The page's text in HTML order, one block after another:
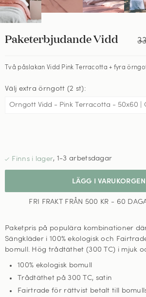
Paketerbjudande Vidd
Två påslakan Vidd Pink Terracotta + fyra
Välj extra örngott (2 st):
, 1-3 arbetsdagar
LÄGG I VARUKORGEN
FRI FRAKT FRÅN 500 KR - 60
Paketpris på populära kombinationer
Sängkläder i 100% ekologisk och
bomull. Hög trådtäthet (300 TC) i mjuk
100% ekologisk bomull
Trådtäthet på 300 TC, satin
Fairtrade för rättvist betalt till